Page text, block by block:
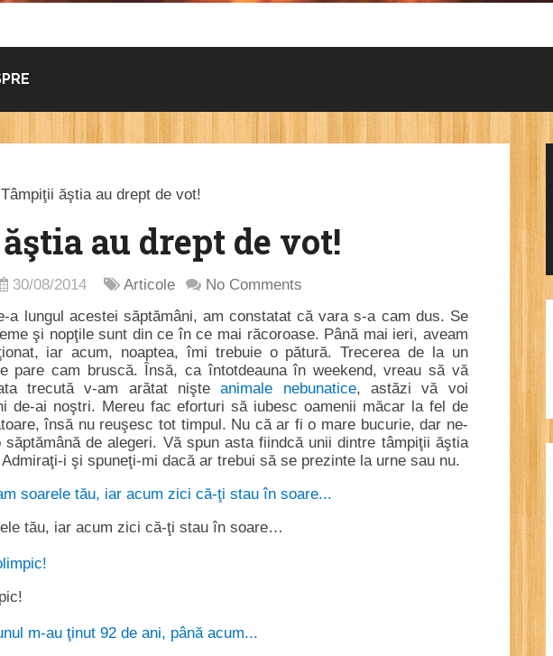
Tâmpiţii ăştia au drept de vot!
au drept de vot!
30/08/2014 Articole
No Comments
a lungul acestei săptămâni, am constatat că vara s-a cam dus. Se
şi nopţile sunt din ce în ce mai răcoroase. Până mai ieri, aveam
iar acum, noaptea, îmi trebuie o pătură. Trecerea de la un
pare cam bruscă. Însă, ca întotdeauna în weekend, vreau să vă
trecută v-am arătat nişteanimale nebunatice, astăzi vă voi
de-ai noştri. Mereu fac eforturi să iubesc oamenii măcar la fel de
însă nu reuşesc tot timpul. Nu că ar fi o mare bucurie, dar ne-
de alegeri. Vă spun asta fiindcă unii dintre tâmpiţii ăştia
i şi spuneţi-mi dacă ar trebui să se prezinte la urne sau nu.
tău, iar acum zici că-ţi stau în soare…